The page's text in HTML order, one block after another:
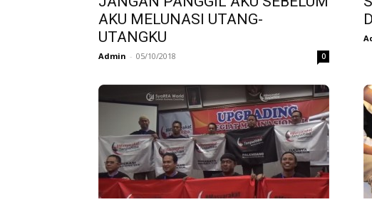
AKU MELUNASI UTANG-
UTANGKU
Admin - 05/10/2018 0